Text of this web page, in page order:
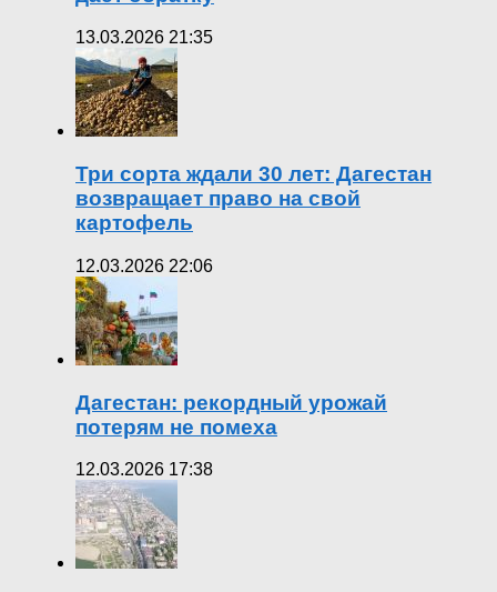
13.03.2026 21:35
Три сорта ждали 30 лет: Дагестан
возвращает право на свой
картофель
12.03.2026 22:06
Дагестан: рекордный урожай
потерям не помеха
12.03.2026 17:38